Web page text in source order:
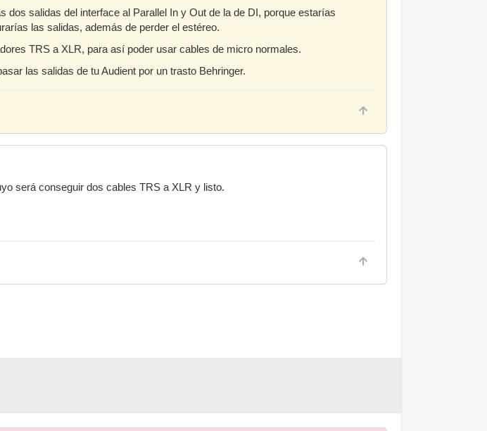
dos salidas del interface al Parallel In y Out de la de DI, porque estarías
las salidas, además de perder el estéreo.
TRS a XLR, para así poder usar cables de micro normales.
las salidas de tu Audient por un trasto Behringer.
será conseguir dos cables TRS a XLR y listo.